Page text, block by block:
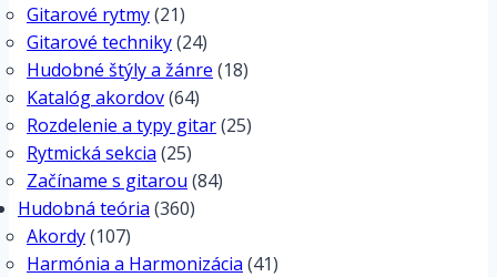
Gitarové rytmy(21)
Gitarové techniky(24)
Hudobné štýly a žánre (18)
Katalóg akordov(64)
Rozdelenie a typy gitar(25)
Rytmická sekcia (25)
Začíname s gitarou (84)
Hudobná teória (360)
Akordy(107)
Harmónia a Harmonizácia (41)